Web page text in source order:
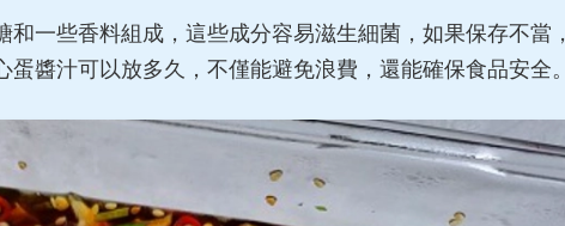
一些香料組成，這些成分容易滋生細菌，如果保存不當，
醬汁可以放多久，不僅能避免浪費，還能確保食品安全。